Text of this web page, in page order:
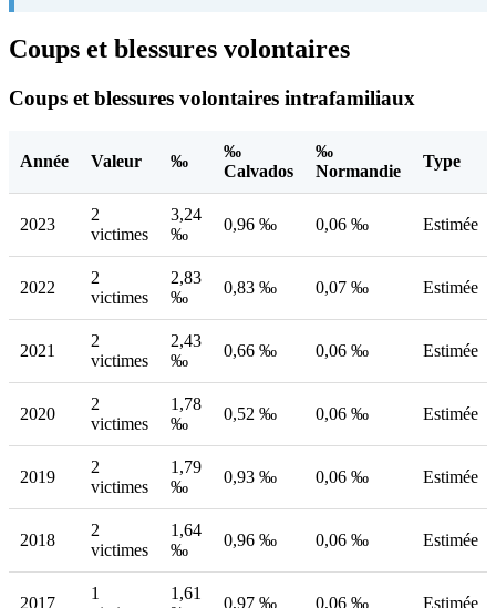
Coups et blessures volontaires
Coups et blessures volontaires intrafamiliaux
Année Valeur ‰
‰
Calvados
‰
Normandie
Type
2023
2
victimes
3,24
‰
0,96 ‰ 0,06 ‰ Estimée
2022
2
victimes
2,83
‰
0,83 ‰ 0,07 ‰ Estimée
2021
2
victimes
2,43
‰
0,66 ‰ 0,06 ‰ Estimée
2020
2
victimes
1,78
‰
0,52 ‰ 0,06 ‰ Estimée
2019
2
victimes
1,79
‰
0,93 ‰ 0,06 ‰ Estimée
2018
2
victimes
1,64
‰
0,96 ‰ 0,06 ‰ Estimée
2017
1
1,61
0,97 ‰ 0,06 ‰ Estimée